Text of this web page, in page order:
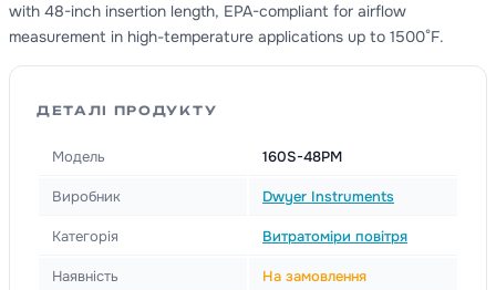
with 48-inch insertion length, EPA-compliant for airflow
measurement in high-temperature applications up to 1500°F.
ДЕТАЛІ ПРОДУКТУ
Модель 160S-48PM
Виробник Dwyer Instruments
Категорія Витратоміри повітря
Наявність На замовлення